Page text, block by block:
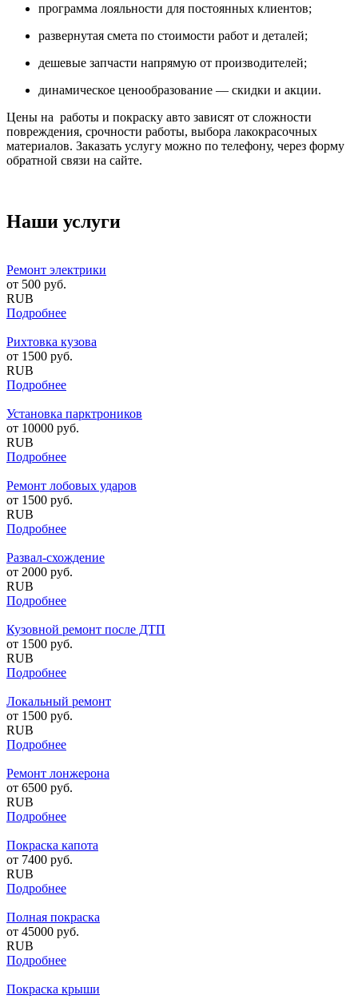
программа лояльности для постоянных клиентов;
развернутая смета по стоимости работ и деталей;
дешевые запчасти напрямую от производителей;
динамическое ценообразование — скидки и акции.
Цены на работы и покраску авто зависят от сложности
повреждения, срочности работы, выбора лакокрасочных
материалов. Заказать услугу можно по телефону, через форму
обратной связи на сайте.
Наши услуги
Ремонт электрики
от 500 руб.
RUB
Подробнее
Рихтовка кузова
от 1500 руб.
RUB
Подробнее
Установка парктроников
от 10000 руб.
RUB
Подробнее
Ремонт лобовых ударов
от 1500 руб.
RUB
Подробнее
Развал-схождение
от 2000 руб.
RUB
Подробнее
Кузовной ремонт после ДТП
от 1500 руб.
RUB
Подробнее
Локальный ремонт
от 1500 руб.
RUB
Подробнее
Ремонт лонжерона
от 6500 руб.
RUB
Подробнее
Покраска капота
от 7400 руб.
RUB
Подробнее
Полная покраска
от 45000 руб.
RUB
Подробнее
Покраска крыши